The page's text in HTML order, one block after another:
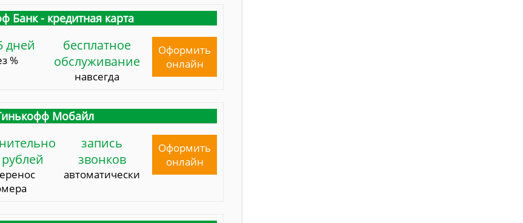
Банк - кредитная карта
дней
%
бесплатное
обслуживание
навсегда
Оформить
онлайн
Мобайл
запись
звонков
автоматически
Оформить
онлайн